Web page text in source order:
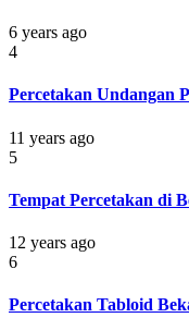
6 years ago
4
Percetakan Undangan
11 years ago
5
Tempat Percetakan di
12 years ago
6
Percetakan Tabloid